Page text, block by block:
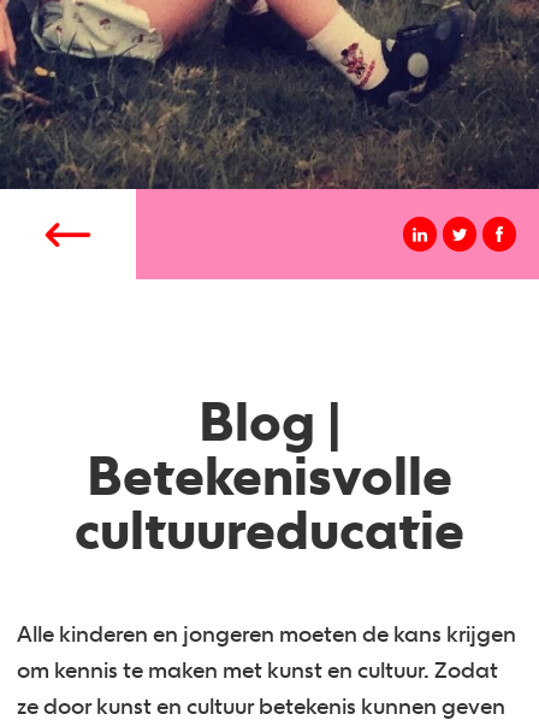
Blog |
Betekenisvolle
cultuureducatie
Alle kinderen en jongeren moeten de kans krijgen
om kennis te maken met kunst en cultuur. Zodat
ze door kunst en cultuur betekenis kunnen geven